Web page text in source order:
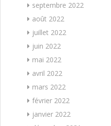
septembre 2022
août 2022
juillet 2022
juin 2022
mai 2022
avril 2022
mars 2022
février 2022
janvier 2022